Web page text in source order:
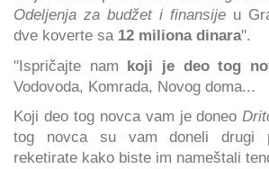
Odeljenja za budžet i finansije u
dve koverte sa 12 miliona dinara".
"Ispričajte nam koji je deo tog
Vodovoda, Komrada, Novog doma...
Koji deo tog novca vam je doneo
tog novca su vam doneli drugi
reketirate kako biste im nameštali